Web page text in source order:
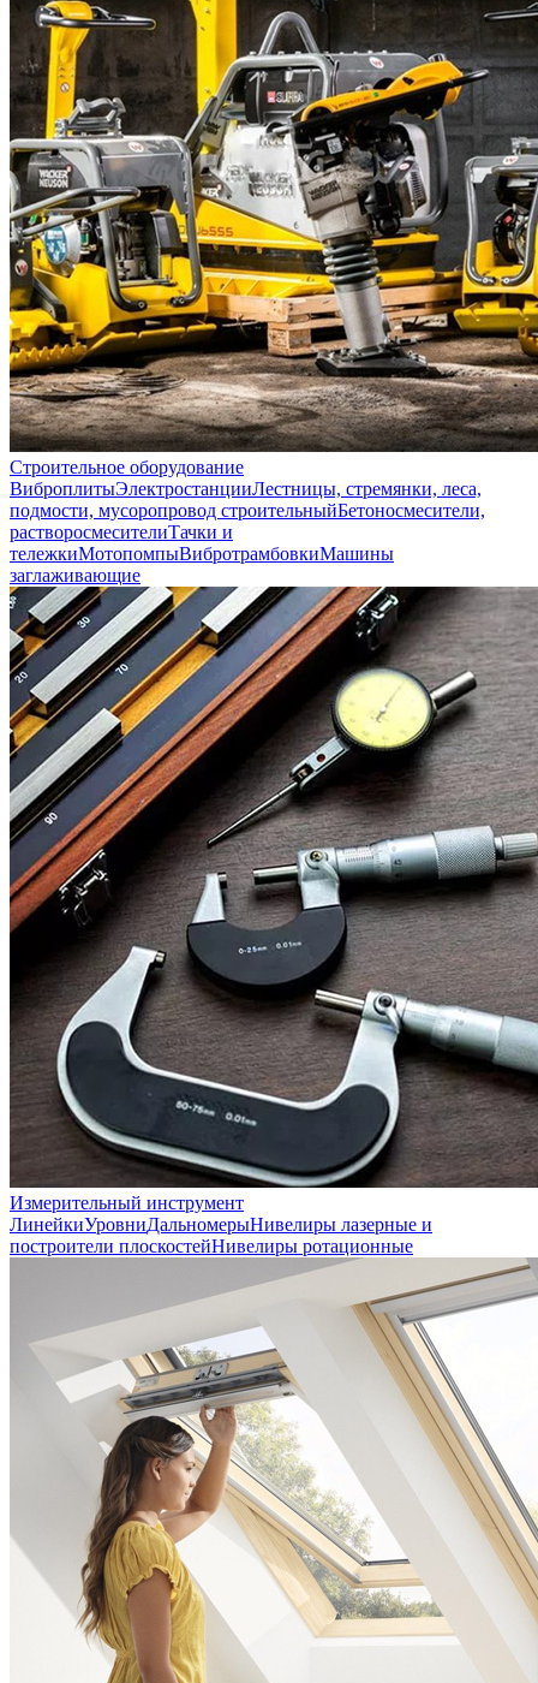
Строительное оборудование
ВиброплитыЭлектростанцииЛестницы, стремянки, леса,
подмости, мусоропровод строительныйБетоносмесители,
растворосмесителиТачки и
тележкиМотопомпыВибротрамбовкиМашины
заглаживающие
Измерительный инструмент
ЛинейкиУровниДальномерыНивелиры лазерные и
построители плоскостейНивелиры ротационные